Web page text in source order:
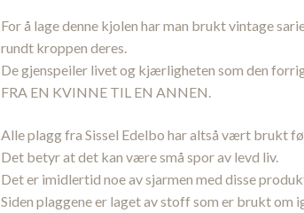
For å lage denne kjolen har man brukt vintage
rundt kroppen deres.
De gjenspeiler livet og kjærligheten som den
FRA EN KVINNE TIL EN ANNEN.
Alle plagg fra Sissel Edelbo har altså vært brukt
Det betyr at det kan være små spor av levd liv.
Det er imidlertid noe av sjarmen med disse
Siden plaggene er laget av stoff som er brukt om